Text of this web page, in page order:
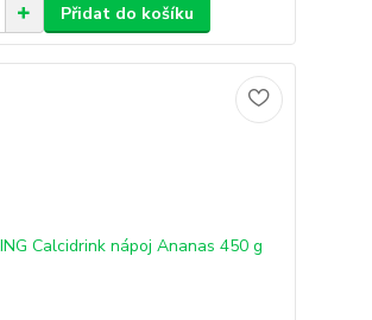
Přidat do košíku